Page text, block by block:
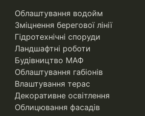
Облаштування водойм
Зміцнення берегової лінії
Гідротехнічні споруди
Ландшафтні роботи
Будівництво МАФ
Облаштування габіонів
Влаштування терас
Декоративне освітлення
Облицювання фасадів